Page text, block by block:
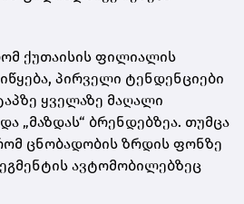
ქუთაისის ფილიალის
პირველი ტენდენციები
ყველაზე მაღალი
„მაზდას“ ბრენდებზეა. თუმცა
ცნობადობის ზრდის ფონზე
ავტომობილებზეც